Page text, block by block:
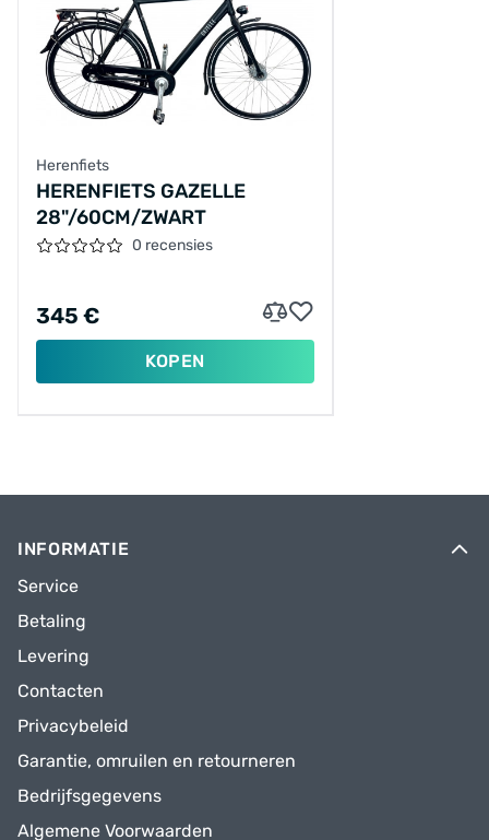
Herenfiets
HERENFIETS GAZELLE
28"/60CM/ZWART
0 recensies
345 €
KOPEN
INFORMATIE
Service
Betaling
Levering
Contacten
Privacybeleid
Garantie, omruilen en retourneren
Bedrijfsgegevens
Algemene Voorwaarden